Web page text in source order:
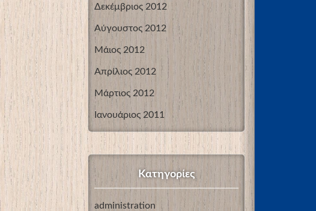
Δεκέμβριος 2012
Αύγουστος 2012
Μάιος 2012
Απρίλιος 2012
Μάρτιος 2012
Ιανουάριος 2011
Kατηγορίες
administration